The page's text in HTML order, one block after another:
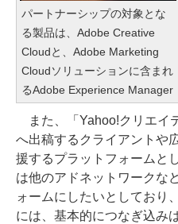
パートナーシップの対象とな
る製品は、Adobe Creative
Cloudと、Adobe Marketing
Cloudソリューションに含まれ
るAdobe Experience Manager
また、「Yahoo!クリエイ
へ出稿するクライアントや
援するプラットフォームと
は他のアドネットワークな
ォームにしたいとしており
には、基本的につなぎ込み